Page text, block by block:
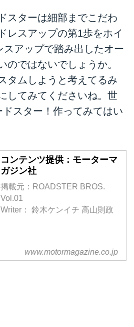
スターは細部までこだわ
レスアップの第1歩をホイ
スアップで踏み出したオー
のではないでしょうか。
タムしようと考えてるみ
してみてくださいね。世
スター！作ってみてはい
コンテンツ提供：モーターマ
ガジン社
掲載元：ROADSTER BROS.
Vol.01
Writer： 鈴木ケンイチ 高山則政
www.motormagazine.co.jp